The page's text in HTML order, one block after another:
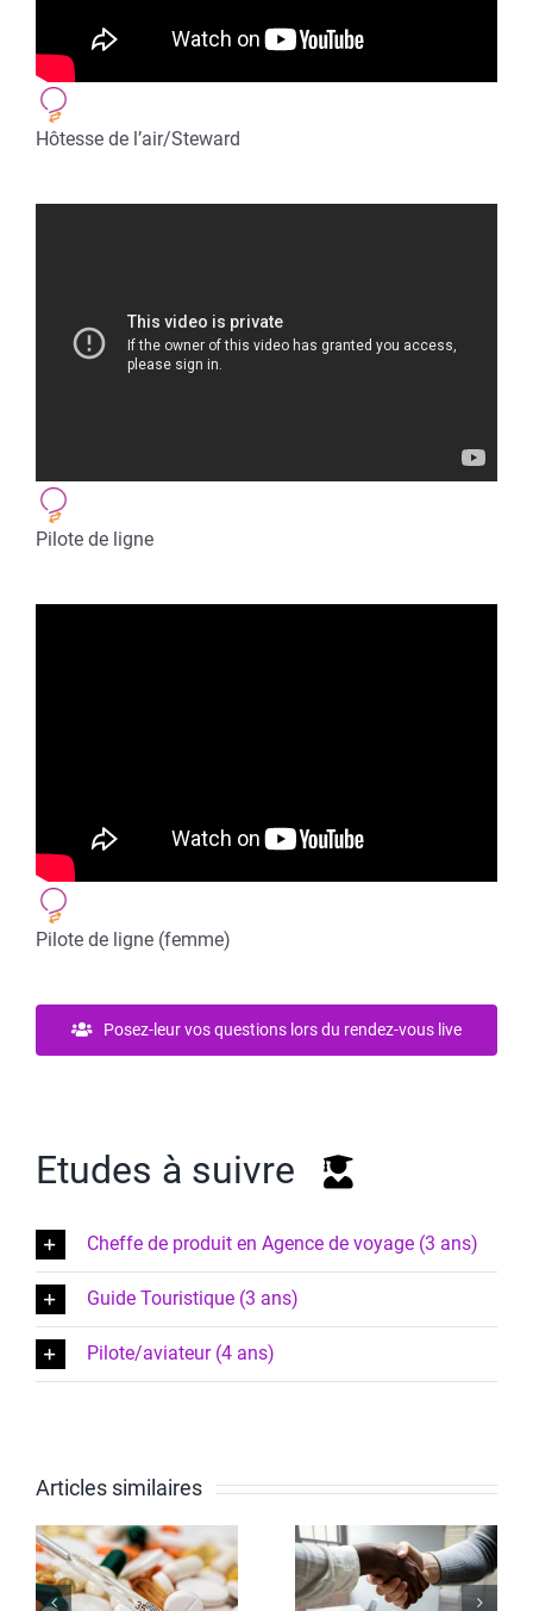
Hôtesse de l’air/Steward
Pilote de ligne
Pilote de ligne (femme)
Posez-leur vos questions lors du rendez-vous live
Etudes à suivre
Cheffe de produit en Agence de voyage (3 ans)
Guide Touristique (3 ans)
Pilote/aviateur (4 ans)
Articles similaires
Sciences